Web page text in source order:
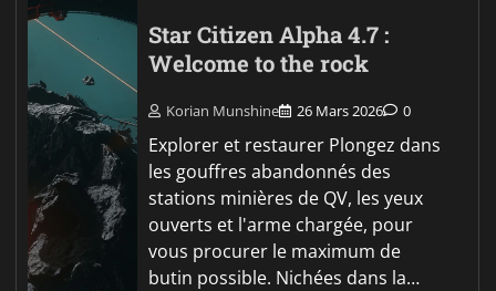
Star Citizen Alpha 4.7 :
Welcome to the rock
Korian Munshine 26 Mars 2026 0
Explorer et restaurer Plongez dans
les gouffres abandonnés des
stations minières de QV, les yeux
ouverts et l'arme chargée, pour
vous procurer le maximum de
butin possible. Nichées dans la…